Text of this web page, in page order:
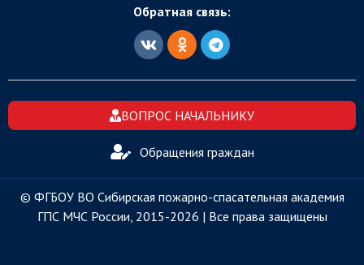
Обратная связь:
ВОПРОС НАЧАЛЬНИКУ
Обращения граждан
© ФГБОУ ВО Сибирская пожарно-спасательная академия
ГПС МЧС России, 2015-2026 | Все права защищены